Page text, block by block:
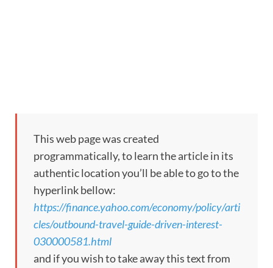
This web page was created
programmatically, to learn the article in its
authentic location you’ll be able to go to the
hyperlink bellow:
https://finance.yahoo.com/economy/policy/arti
cles/outbound-travel-guide-driven-interest-
030000581.html
and if you wish to take away this text from